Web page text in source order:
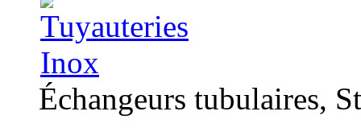
Échangeurs tubulaires,